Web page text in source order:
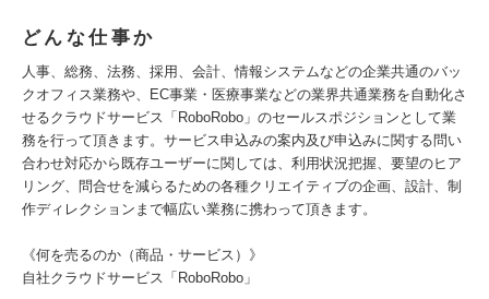
どんな仕事か
人事、総務、法務、採用、会計、情報システムなどの企業共通のバッ
クオフィス業務や、EC事業・医療事業などの業界共通業務を自動化さ
せるクラウドサービス「RoboRobo」のセールスポジションとして業
務を行って頂きます。サービス申込みの案内及び申込みに関する問い
合わせ対応から既存ユーザーに関しては、利用状況把握、要望のヒア
リング、問合せを減らるための各種クリエイティブの企画、設計、制
作ディレクションまで幅広い業務に携わって頂きます。
《何を売るのか（商品・サービス）》
自社クラウドサービス「RoboRobo」